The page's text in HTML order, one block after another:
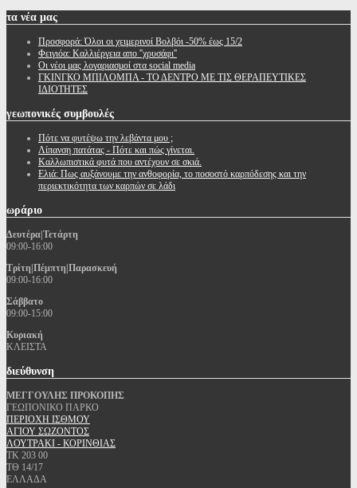
τα νέα μας
Προσφορά: Όλοι οι χειμερινοί Βολβόι -50% έως 15/2
Φειγιόα: Καλλιέργεια απο ''χρυσάφι''
Oι νέοι μας λογαριασμοί στα social media
ΓΚΙΝΓΚΟ ΜΠΙΛΟΜΠΑ - ΤΟ ΔΕΝΤΡΟ ΜΕ ΤΙΣ ΘΕΡΑΠΕΥΤΙΚΕΣ
ΙΔΙΟΤΗΤΕΣ
γεωπονικές συμβουλές
Πότε να φυτέψω την λεβάντα μου ;
Λίπανση πατάτας - Πότε και πώς γίνεται.
Καλλωπιστικά φυτά που αντέχουν σε σκιά.
Ελιά: Πως αυξάνουμε την ανθοφορία, το ποσοστό καρπόδεσης και την
περιεκτικότητα των καρπών σε λάδι
ωράριο
Δευτέρα|Τετάρτη
09:00-16:00
Τρίτη|Πέμπτη|Παρασκευή
09:00-16:00
Σάββατο
09:00-15:00
Κυριακή
ΚΛΕΙΣΤΑ
διεύθυνση
ΜΕΓΓΟΥΛΗΣ ΠΡΟΚΟΠΗΣ
ΓΕΩΠΟΝΙΚΟ ΠΑΡΚΟ
ΠΕΡΙΟΧΗ ΙΣΘΜΟΥ
ΑΓΙΟΥ ΣΩΖΟΝΤΟΣ
ΛΟΥΤΡΑΚΙ - ΚΟΡΙΝΘΙΑΣ
ΤΚ 203 00
ΤΘ 14/17
ΕΛΛΑΔΑ